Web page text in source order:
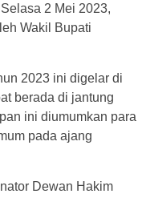
2 Mei 2023,
Wakil Bupati
2023 ini digelar di
berada di jantung
ini diumumkan para
pada ajang
Dewan Hakim